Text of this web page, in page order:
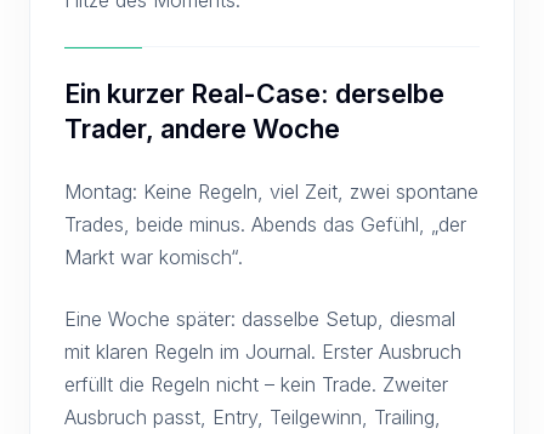
Ein kurzer Real-Case: derselbe
Trader, andere Woche
Montag: Keine Regeln, viel Zeit, zwei spontane
Trades, beide minus. Abends das Gefühl, „der
Markt war komisch“.
Eine Woche später: dasselbe Setup, diesmal
mit klaren Regeln im Journal. Erster Ausbruch
erfüllt die Regeln nicht – kein Trade. Zweiter
Ausbruch passt, Entry, Teilgewinn, Trailing,